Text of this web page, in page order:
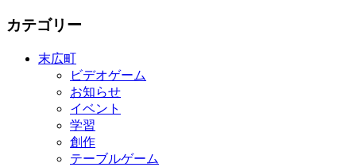
カテゴリー
末広町
ビデオゲーム
お知らせ
イベント
学習
創作
テーブルゲーム